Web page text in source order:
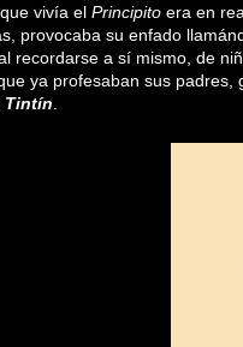
vivía el Principito era en
provocaba su enfado
recordarse a sí mismo, de
ya profesaban sus
Tintín